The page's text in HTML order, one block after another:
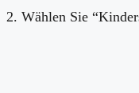
2. Wählen Sie